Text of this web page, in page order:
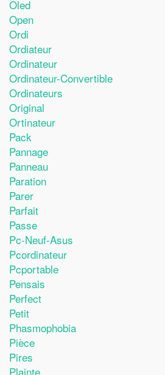
Oled
Open
Ordi
Ordiateur
Ordinateur
Ordinateur-Convertible
Ordinateurs
Original
Ortinateur
Pack
Pannage
Panneau
Paration
Parer
Parfait
Passe
Pc-Neuf-Asus
Pcordinateur
Pcportable
Pensais
Perfect
Petit
Phasmophobia
Pièce
Pires
Plainte